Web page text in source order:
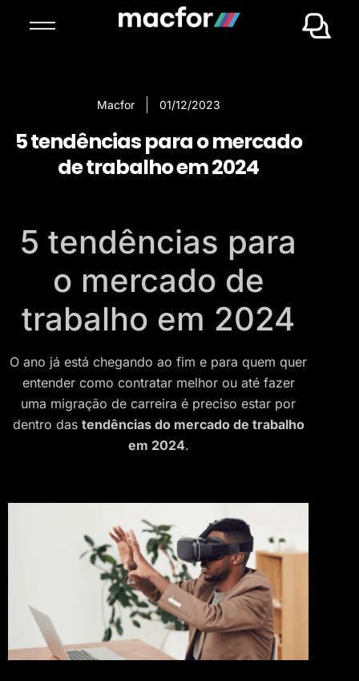
Macfor 01/12/2023
5 tendências para o mercado
de trabalho em 2024
5 tendências para
o mercado de
trabalho em 2024
O ano já está chegando ao fim e para quem quer
entender como contratar melhor ou até fazer
uma migração de carreira é preciso estar por
dentro das tendências do mercado de trabalho
em 2024.